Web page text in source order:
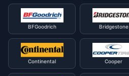
BFGoodrich Bridgestone
Continental Cooper